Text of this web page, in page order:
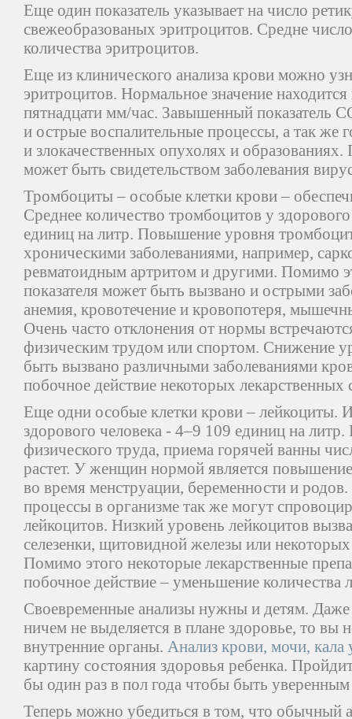
Еще один показатель указывает на число
свежеобразованых эритроцитов. Средне
количества эритроцитов.
Еще из клинического анализа крови можно
эритроцитов. Нормальное значение
пятнадцати мм/час. Завышенный показатель
и острые воспалительные процессы, а так же
и злокачественных опухолях и
может быть свидетельством заболевания
Тромбоциты – особые клетки крови –
Среднее количество тромбоцитов у
единиц на литр. Повышение уровня
хроническими заболеваниями, например,
ревматоидным артритом и другими. Помимо
показателя может быть вызвано и острыми
анемия, кровотечение и кровопотеря,
Очень часто отклонения от нормы
физическим трудом или спортом. Снижение
быть вызвано различными заболеваниями
побочное действие некоторых лекарственных
Еще одни особые клетки крови – лейкоциты.
здорового человека - 4–9 109 единиц на
физического труда, приема горячей ванны
растет. У женщин нормой является
во время менструации, беременности и
процессы в организме так же могут
лейкоцитов. Низкий уровень лейкоцитов
селезенки, щитовидной железы или
Помимо этого некоторые лекарственные
побочное действие – уменьшение количества
Своевременные анализы нужны и детям.
ничем не выделяется в плане здоровье, то вы
внутренние органы. Анализ крови, мочи, кала
картину состояния здоровья ребенка.
бы один раз в пол года чтобы быть уверенным
Теперь можно убедиться в том, что обычный